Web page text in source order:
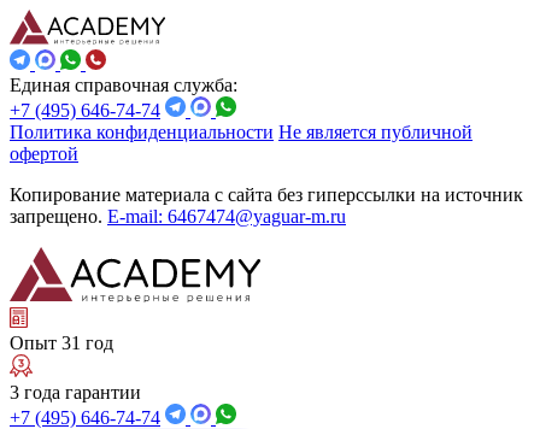
Единая справочная служба:
+7 (495) 646-74-74
Политика конфиденциальности Не является публичной
офертой
Копирование материала с сайта без гиперссылки на источник
запрещено. E-mail: 6467474@yaguar-m.ru
Опыт 31 год
3 года гарантии
+7 (495) 646-74-74